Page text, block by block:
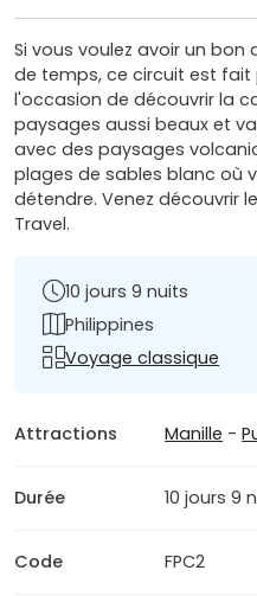
Si vous voulez avoir un bon
de temps, ce circuit est fait
l'occasion de découvrir la
paysages aussi beaux et
avec des paysages
plages de sables blanc où
détendre. Venez découvrir
Travel.
10 jours 9 nuits
Philippines
Voyage classique
Attractions Manille -
Durée 10 jours 9
Code FPC2